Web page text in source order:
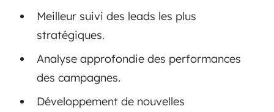
Meilleur suivi des leads les plus
stratégiques.
Analyse approfondie des performances
des campagnes.
Développement de nouvelles